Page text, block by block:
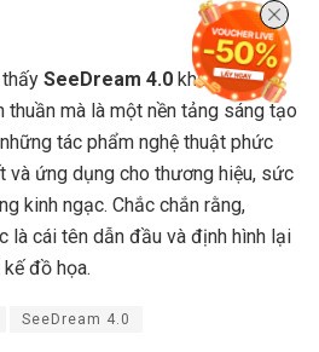
SeeDream 4.0 không chỉ là
mà là một nền tảng sáng tạo
tác phẩm nghệ thuật phức
và ứng dụng cho thương hiệu, sức
kinh ngạc. Chắc chắn rằng,
là cái tên dẫn đầu và định hình lại
đồ họa.
SeeDream 4.0